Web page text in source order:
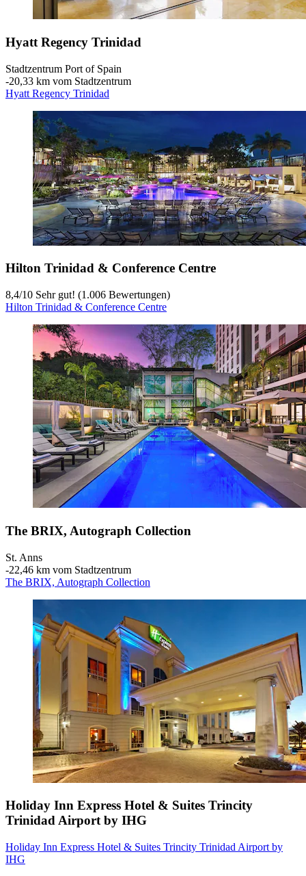
Hyatt Regency Trinidad
Stadtzentrum Port of Spain
‐20,33 km vom Stadtzentrum
Hyatt Regency Trinidad
Hilton Trinidad & Conference Centre
8,4/10 Sehr gut! (1.006 Bewertungen)
Hilton Trinidad & Conference Centre
The BRIX, Autograph Collection
St. Anns
‐22,46 km vom Stadtzentrum
The BRIX, Autograph Collection
Holiday Inn Express Hotel & Suites Trincity
Trinidad Airport by IHG
Holiday Inn Express Hotel & Suites Trincity Trinidad Airport by
IHG